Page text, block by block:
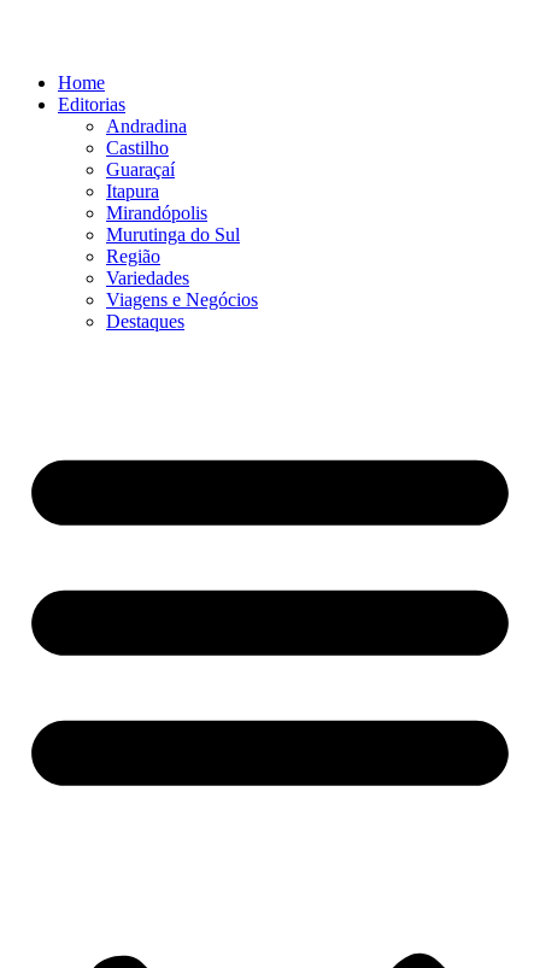
conteúdoHome
Editorias
Andradina
Castilho
Guaraçaí
Itapura
Mirandópolis
Murutinga do Sul
Região
Variedades
Viagens e Negócios
Destaques